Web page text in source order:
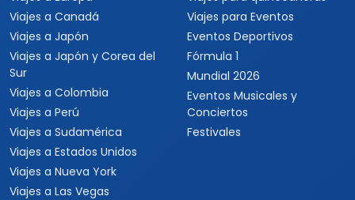
Viajes a Canadá
Viajes a Japón
Viajes a Japón y Corea del
Sur
Viajes a Colombia
Viajes a Perú
Viajes a Sudamérica
Viajes a Estados Unidos
Viajes a Nueva York
Viajes a Las Vegas
Viajes para Eventos
Eventos Deportivos
Fórmula 1
Mundial 2026
Eventos Musicales y
Conciertos
Festivales